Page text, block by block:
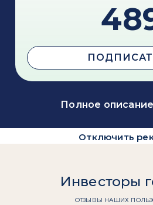
Полное
Отключить
Инвесторы
ОТЗЫВЫ НАШИХ